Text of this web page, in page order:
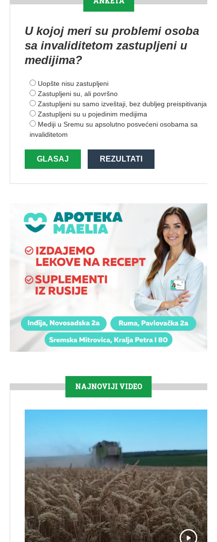
U kojoj meri su problemi osoba
sa invaliditetom zastupljeni u
medijima?
Uopšte nisu zastupljeni
Zastupljeni su, ali površno
Zastupljeni su samo izveštaji, bez dubljeg preispitivanja
Zastupljeni su u pojedinim medijima
Mediji u Sremu su apsolutno posvećeni osobama sa
invaliditetom
GLASAJ REZULTATI
NAJNOVIJI VIDEO